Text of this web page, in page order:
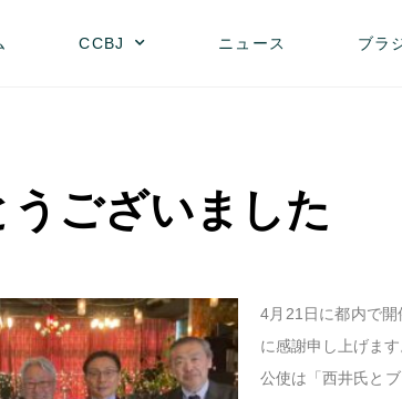
CCBJ ニュース ブラ
ございました
4月21日に都内で
に感謝申し上げま
公使は「西井氏と